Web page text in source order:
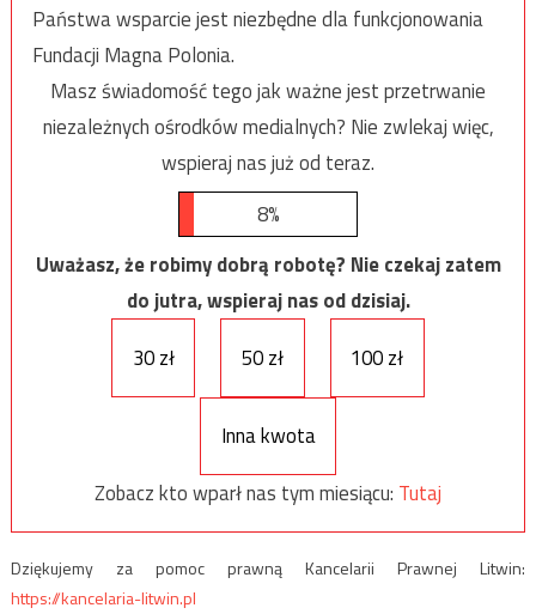
Państwa wsparcie jest niezbędne dla funkcjonowania
Fundacji Magna Polonia.
Masz świadomość tego jak ważne jest przetrwanie
niezależnych ośrodków medialnych? Nie zwlekaj więc,
wspieraj nas już od teraz.
8%
Uważasz, że robimy dobrą robotę? Nie czekaj zatem
do jutra, wspieraj nas od dzisiaj.
30 zł
50 zł 100 zł
Inna kwota
Zobacz kto wparł nas tym miesiącu: Tutaj
Dziękujemy za pomoc prawną Kancelarii Prawnej Litwin:
https://kancelaria-litwin.pl